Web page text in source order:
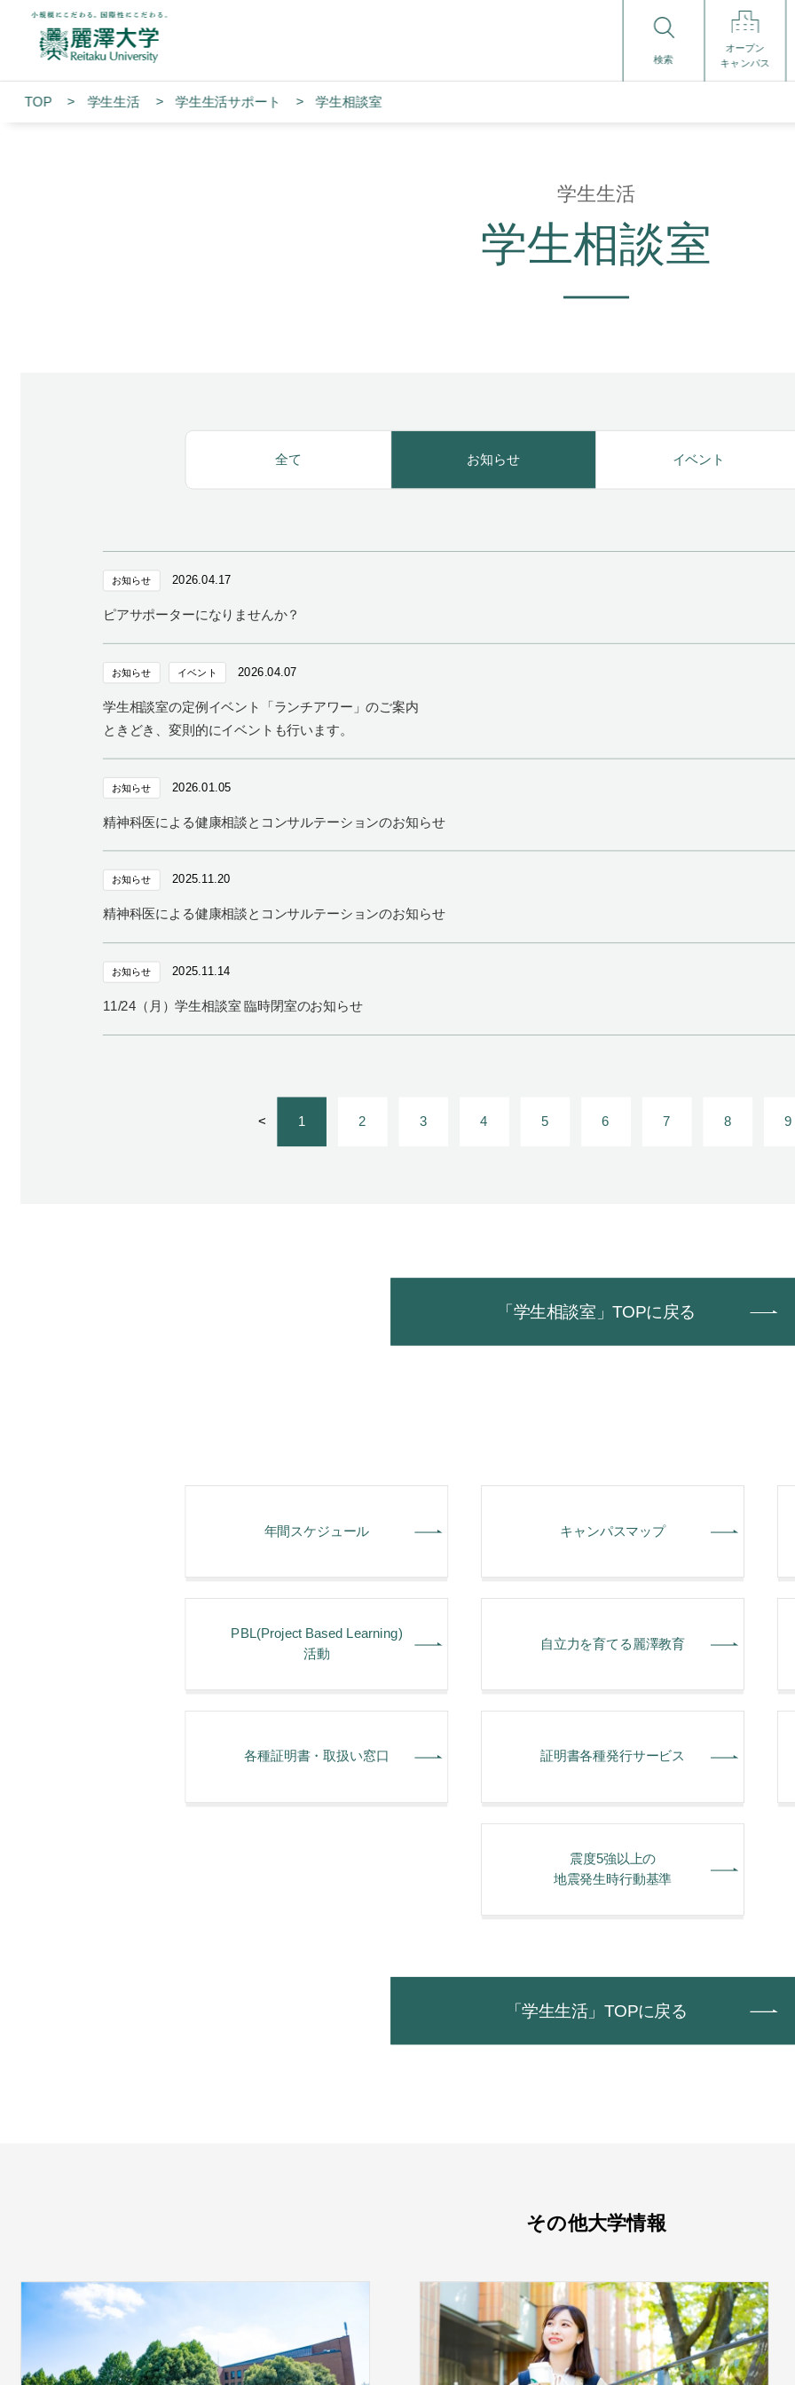
検索
オープン
キャンパス
TOP 学生生活 学⽣⽣活サポート 学生相談室
学生生活
学生相談室
全て お知らせ イベント
お知らせ 2026.04.17
ピアサポーターになりませんか？
お知らせ イベント 2026.04.07
学生相談室の定例イベント「ランチアワー」のご案内
ときどき、変則的にイベントも行います。
お知らせ 2026.01.05
精神科医による健康相談とコンサルテーションのお知らせ
お知らせ 2025.11.20
精神科医による健康相談とコンサルテーションのお知らせ
お知らせ 2025.11.14
11/24（月）学生相談室 臨時閉室のお知らせ
< 1 2 3 4 5 6 7 8 9
「学生相談室」TOPに戻る
年間スケジュール キャンパスマップ
PBL(Project Based Learning)
活動
⾃⽴⼒を育てる麗澤教育
各種証明書・取扱い窓⼝ 証明書各種発行サービス
震度5強以上の
地震発生時行動基準
「学生生活」TOPに戻る
その他大学情報